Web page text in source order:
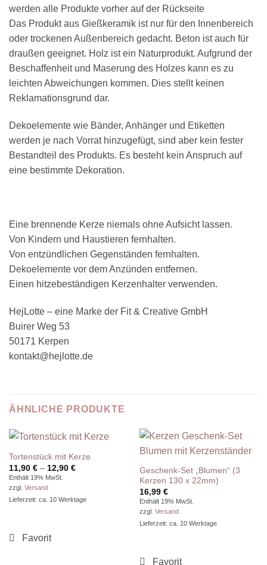
werden alle Produkte vorher auf der Rückseite
Das Produkt aus Gießkeramik ist nur für den Innenbereich
oder trockenen Außenbereich gedacht. Beton ist auch für
draußen geeignet. Holz ist ein Naturprodukt. Aufgrund der
Beschaffenheit und Maserung des Holzes kann es zu
leichten Abweichungen kommen. Dies stellt keinen
Reklamationsgrund dar.
Dekoelemente wie Bänder, Anhänger und Etiketten
werden je nach Vorrat hinzugefügt, sind aber kein fester
Bestandteil des Produkts. Es besteht kein Anspruch auf
eine bestimmte Dekoration.
Eine brennende Kerze niemals ohne Aufsicht lassen.
Von Kindern und Haustieren fernhalten.
Von entzündlichen Gegenständen fernhalten.
Dekoelemente vor dem Anzünden entfernen.
Einen hitzebeständigen Kerzenhalter verwenden.
HejLotte – eine Marke der Fit & Creative GmbH
Buirer Weg 53
50171 Kerpen
kontakt@hejlotte.de
ÄHNLICHE PRODUKTE
Tortenstück mit Kerze
11,90 € – 12,90 €Preisspanne:
Enthält 19% MwSt.
zzgl. Versand
Lieferzeit: ca. 10 Werktage
Geschenk-Set „Blumen“ (3
Kerzen 130 x 22mm)
16,99 €
Enthält 19% MwSt.
zzgl. Versand
Lieferzeit: ca. 10 Werktage